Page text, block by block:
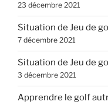
23 décembre 2021
Situation de Jeu de
7 décembre 2021
Situation de Jeu de
3 décembre 2021
Apprendre le golf